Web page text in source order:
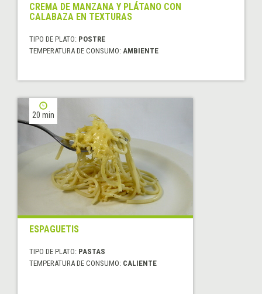
CREMA DE MANZANA Y PLÁTANO CON
CALABAZA EN TEXTURAS
TIPO DE PLATO: POSTRE
TEMPERATURA DE CONSUMO: AMBIENTE
20 min
ESPAGUETIS
TIPO DE PLATO: PASTAS
TEMPERATURA DE CONSUMO: CALIENTE